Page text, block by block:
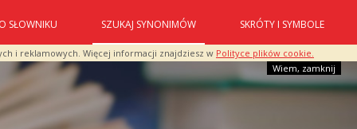
i reklamowych. Więcej informacji znajdziesz w Polityce plików cookie.
Wiem, zamknij
O SŁOWNIKU SZUKAJ SYNONIMÓW SKRÓTY I SYMBOLE